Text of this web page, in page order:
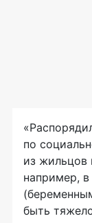
по
из жильцов
например,
быть